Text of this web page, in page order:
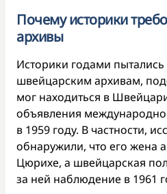
Почему историки
архивы
Историки годами пытались
швейцарским архивам,
мог находиться в
объявления
в 1959 году. В частности,
обнаружили, что его жена
Цюрихе, а швейцарская
за ней наблюдение в 1961